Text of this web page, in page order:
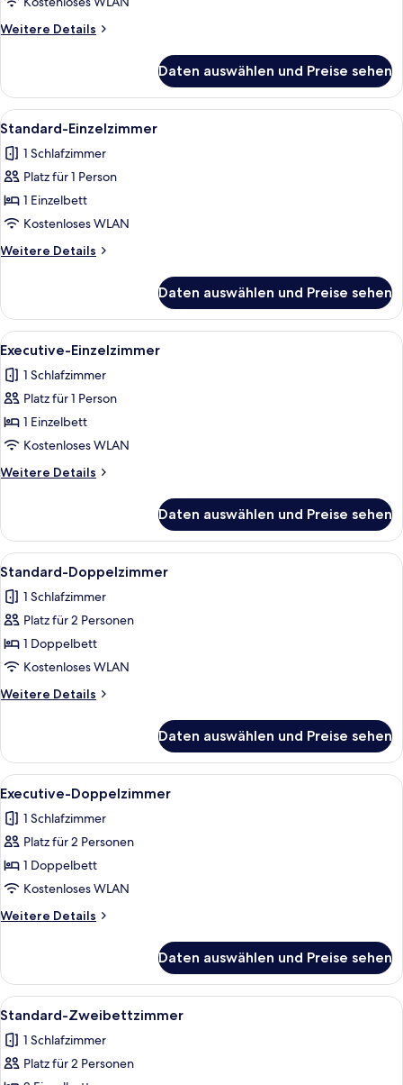
anzeigen
Weitere Details
Weitere
Double
Daten auswählen und Preise sehen
Alle
Fotos
für
Standard-
Einzelzimmer
anzeigen
Ein Hotelzimmer mit Bett,
4
Standard-Einzelzimmer
1 Schlafzimmer
Platz für 1 Person
1 Einzelbett
Kostenloses WLAN
Weitere Details
Weitere
Einzelzimmer
Daten auswählen und Preise sehen
Alle
Fotos
für
Executive-
Einzelzimmer
anzeigen
Ein Hotelzimmer mit Bett,
4
Executive-Einzelzimmer
1 Schlafzimmer
Platz für 1 Person
1 Einzelbett
Kostenloses WLAN
Weitere Details
Weitere
Einzelzimmer
Daten auswählen und Preise sehen
Alle
Fotos
für
Standard-
Doppelzimmer
anzeigen
Ein Hotelzimmer mit einem Bett,
4
Standard-Doppelzimmer
1 Schlafzimmer
Platz für 2 Personen
1 Doppelbett
Kostenloses WLAN
Weitere Details
Weitere
Doppelzimmer
Daten auswählen und Preise sehen
Alle
Fotos
für
Executive-
Doppelzimmer
anzeigen
Ein Hotelzimmer mit einem Bett,
4
Executive-Doppelzimmer
1 Schlafzimmer
Platz für 2 Personen
1 Doppelbett
Kostenloses WLAN
Weitere Details
Weitere
Doppelzimmer
Daten auswählen und Preise sehen
Alle
Fotos
für
Standard-
Ein Doppelbett mit Kopfteil, zwei
4
Standard-Zweibettzimmer
1 Schlafzimmer
Platz für 2 Personen